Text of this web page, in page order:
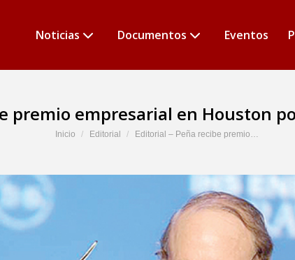
Noticias Documentos Eventos
premio empresarial en Houston
Estás aquí:
Inicio Editorial Editorial – Peña recibe premio…